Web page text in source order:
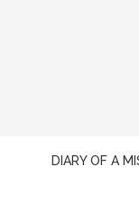
DIARY OF A